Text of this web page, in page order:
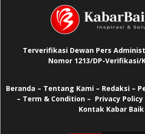
Terverifikasi Dewan Pers
Nomor 1213/DP-Verifikasi/
Beranda – Tentang Kami – Redaksi –
– Term & Condition – Privacy Policy
Kontak Kabar Baik